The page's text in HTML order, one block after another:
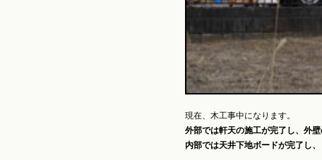
現在、木工事中になります。
外部では軒天の施工が完了し、外壁
内部では天井下地ボードが完了し、